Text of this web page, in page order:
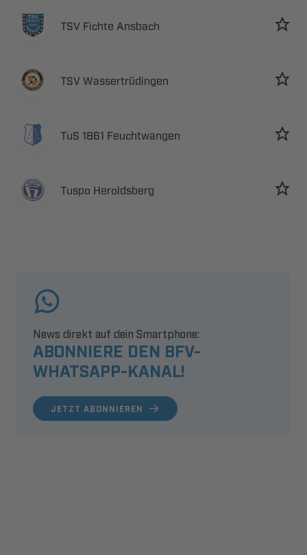
  
 
  
 
ABONNIERE DEN BFV-
WHATSAPP-KANAL!
News direkt auf dein Smartphone:
JETZT ABONNIEREN